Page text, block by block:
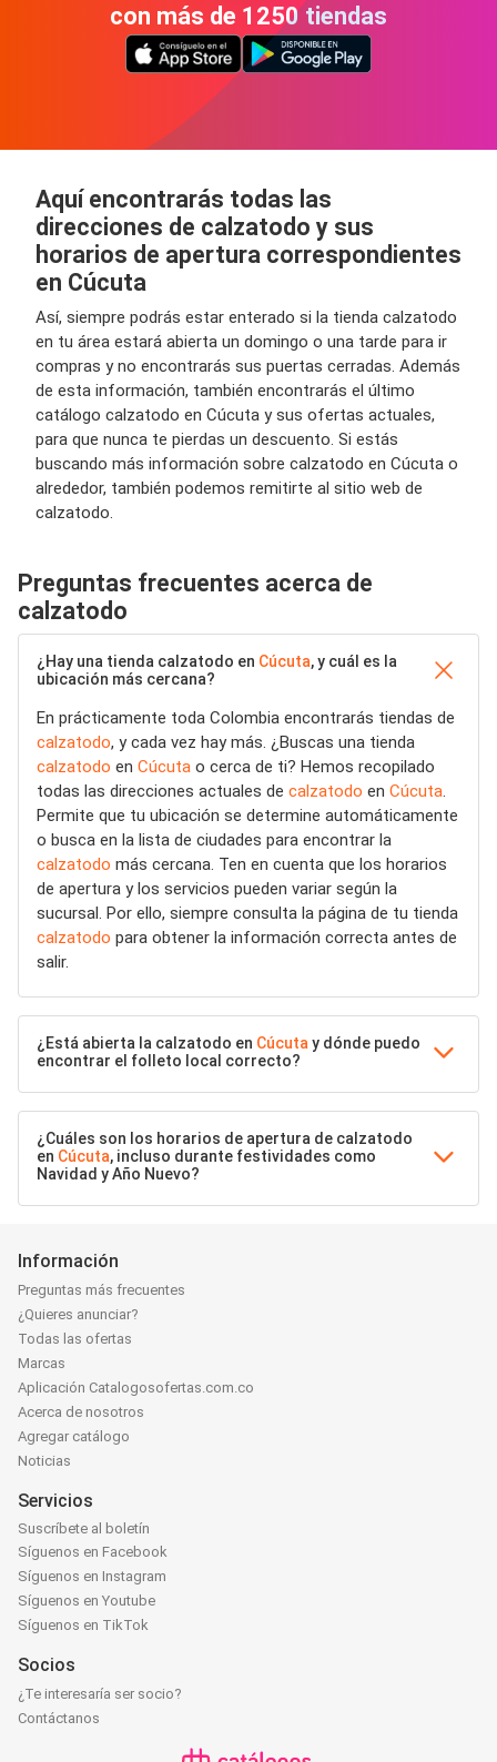
con más de 1250 tiendas
Aquí encontrarás todas las
direcciones de calzatodo y sus
horarios de apertura correspondientes
en Cúcuta
Así, siempre podrás estar enterado si la tienda calzatodo
en tu área estará abierta un domingo o una tarde para ir
compras y no encontrarás sus puertas cerradas. Además
de esta información, también encontrarás el último
catálogo calzatodo en Cúcuta y sus ofertas actuales,
para que nunca te pierdas un descuento. Si estás
buscando más información sobre calzatodo en Cúcuta o
alrededor, también podemos remitirte al sitio web de
calzatodo.
Preguntas frecuentes acerca de
calzatodo
¿Hay una tienda calzatodo en Cúcuta, y cuál es la
ubicación más cercana?
En prácticamente toda Colombia encontrarás tiendas de
calzatodo, y cada vez hay más. ¿Buscas una tienda
calzatodo en Cúcuta o cerca de ti? Hemos recopilado
todas las direcciones actuales de calzatodo en Cúcuta.
Permite que tu ubicación se determine automáticamente
o busca en la lista de ciudades para encontrar la
calzatodo más cercana. Ten en cuenta que los horarios
de apertura y los servicios pueden variar según la
sucursal. Por ello, siempre consulta la página de tu tienda
calzatodo para obtener la información correcta antes de
salir.
¿Está abierta la calzatodo en Cúcuta y dónde puedo
encontrar el folleto local correcto?
¿Cuáles son los horarios de apertura de calzatodo
en Cúcuta, incluso durante festividades como
Navidad y Año Nuevo?
Información
Preguntas más frecuentes
¿Quieres anunciar?
Todas las ofertas
Marcas
Aplicación Catalogosofertas.com.co
Acerca de nosotros
Agregar catálogo
Noticias
Servicios
Suscríbete al boletín
Síguenos en Facebook
Síguenos en Instagram
Síguenos en Youtube
Síguenos en TikTok
Socios
¿Te interesaría ser socio?
Contáctanos